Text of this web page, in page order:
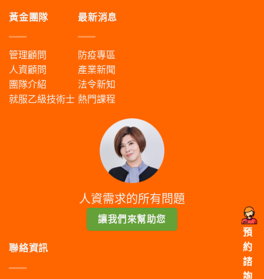
黃金團隊
管理顧問
人資顧問
團隊介紹
就服乙級技術士
最新消息
防疫專區
產業新聞
法令新知
熱門課程
人資需求的所有問題
讓我們來幫助您
聯絡資訊
預
約
諮
詢